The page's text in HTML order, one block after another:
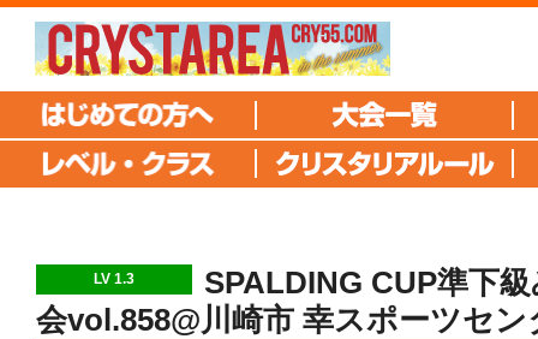
LV 1.3
SPALDING CUP準下
会vol.858@川崎市 幸スポーツセン